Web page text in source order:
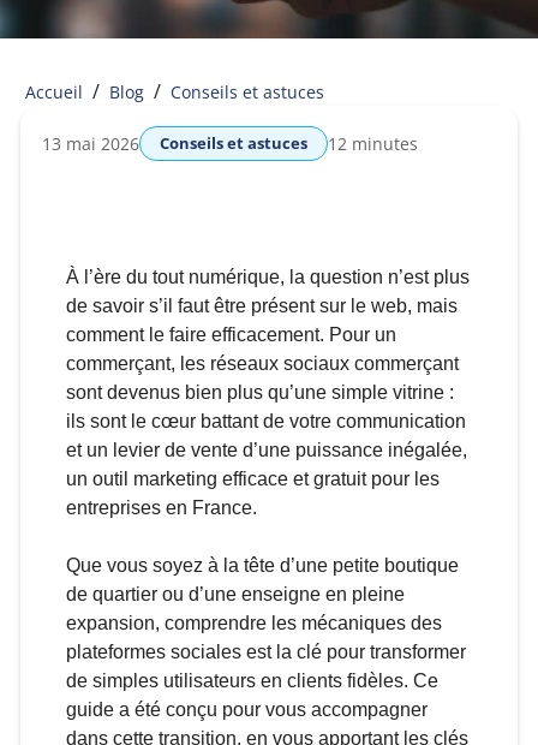
Accueil / Blog / Conseils et astuces
13 mai 2026 Conseils et astuces 12 minutes
À l’ère du tout numérique, la question n’est plus
de savoir s’il faut être présent sur le web, mais
comment le faire efficacement. Pour un
commerçant, les réseaux sociaux commerçant
sont devenus bien plus qu’une simple vitrine :
ils sont le cœur battant de votre communication
et un levier de vente d’une puissance inégalée,
un outil marketing efficace et gratuit pour les
entreprises en France.
Que vous soyez à la tête d’une petite boutique
de quartier ou d’une enseigne en pleine
expansion, comprendre les mécaniques des
plateformes sociales est la clé pour transformer
de simples utilisateurs en clients fidèles. Ce
guide a été conçu pour vous accompagner
dans cette transition, en vous apportant les clés